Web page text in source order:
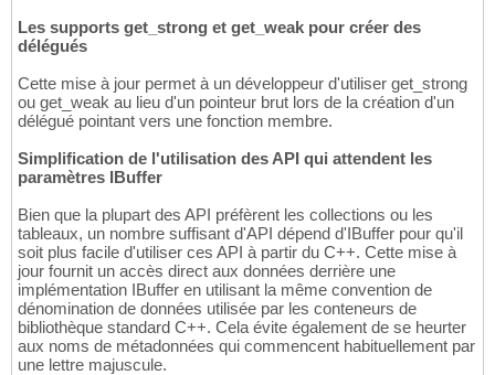
Les supports get_strong et get_weak pour créer des
délégués
Cette mise à jour permet à un développeur d'utiliser get_strong
ou get_weak au lieu d'un pointeur brut lors de la création d'un
délégué pointant vers une fonction membre.
Simplification de l'utilisation des API qui attendent les
paramètres IBuffer
Bien que la plupart des API préfèrent les collections ou les
tableaux, un nombre suffisant d'API dépend d'IBuffer pour qu'il
soit plus facile d'utiliser ces API à partir du C++. Cette mise à
jour fournit un accès direct aux données derrière une
implémentation IBuffer en utilisant la même convention de
dénomination de données utilisée par les conteneurs de
bibliothèque standard C++. Cela évite également de se heurter
aux noms de métadonnées qui commencent habituellement par
une lettre majuscule.